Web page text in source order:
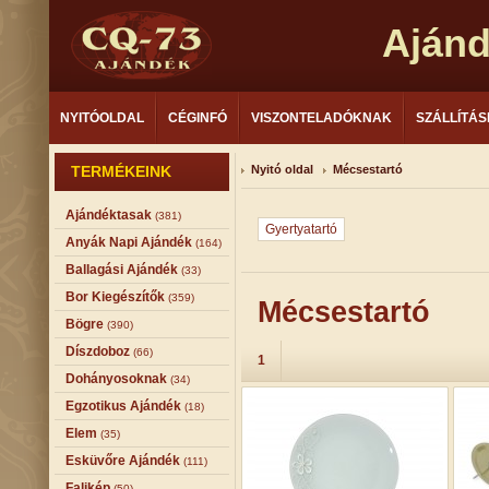
NYITÓOLDAL CÉGINFÓ VISZONTELADÓKNAK
TERMÉKEINK
Ajándéktasak (381)
Anyák Napi Ajándék (164)
Ballagási Ajándék (33)
Bor Kiegészítők (359)
Bögre (390)
Díszdoboz (66)
Dohányosoknak (34)
Egzotikus Ajándék (18)
Elem (35)
Esküvőre Ajándék (111)
Nyitó oldal Mécsestartó
Gyertyatartó
Mécsestartó
1